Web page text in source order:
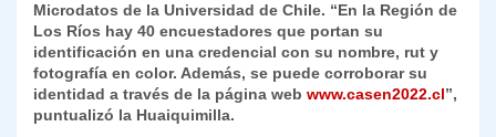
Microdatos de la Universidad de Chile. “En la Región de
Los Ríos hay 40 encuestadores que portan su
identificación en una credencial con su nombre, rut y
fotografía en color. Además, se puede corroborar su
identidad a través de la página web www.casen2022.cl”,
puntualizó la Huaiquimilla.